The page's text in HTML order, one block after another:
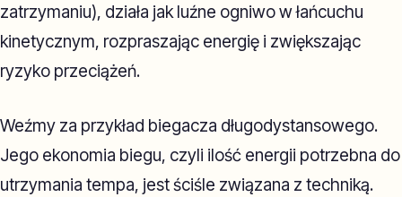
zatrzymaniu), działa jak luźne ogniwo w łańcuchu
kinetycznym, rozpraszając energię i zwiększając
ryzyko przeciążeń.
Weźmy za przykład biegacza długodystansowego.
Jego ekonomia biegu, czyli ilość energii potrzebna do
utrzymania tempa, jest ściśle związana z techniką.